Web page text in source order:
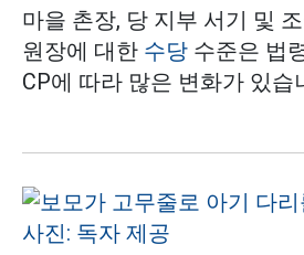
마을 촌장, 당 지부 서기 및
원장에 대한 수당 수준은 법
CP에 따라 많은 변화가 있습